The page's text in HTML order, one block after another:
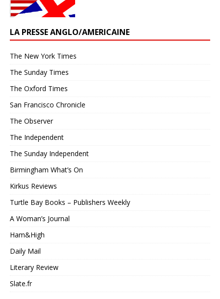
LA PRESSE ANGLO/AMERICAINE
The New York Times
The Sunday Times
The Oxford Times
San Francisco Chronicle
The Observer
The Independent
The Sunday Independent
Birmingham What’s On
Kirkus Reviews
Turtle Bay Books – Publishers Weekly
A Woman’s Journal
Ham&High
Daily Mail
Literary Review
Slate.fr